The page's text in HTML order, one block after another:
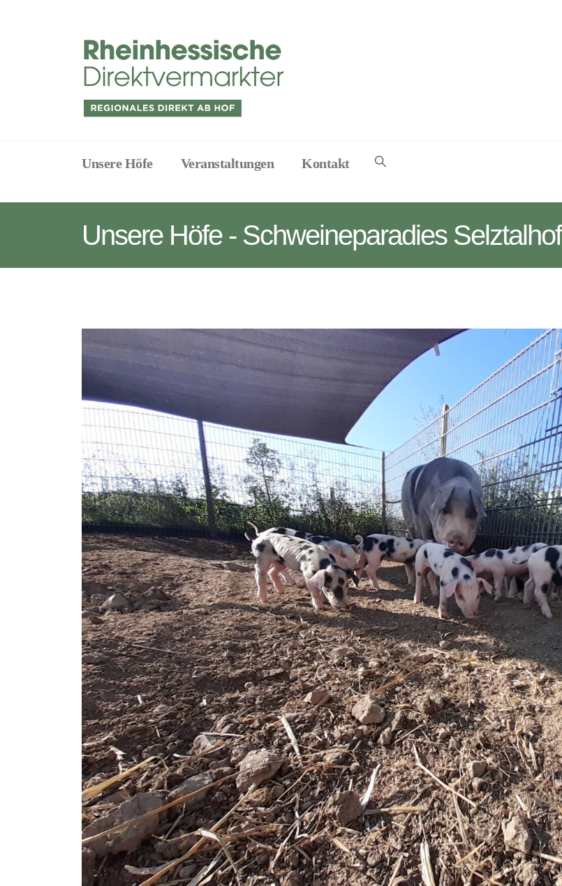
Unsere Höfe Veranstaltungen Kontakt
Unsere Höfe - Schweineparadies Selztalhof